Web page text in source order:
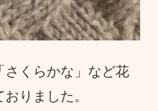
くらかな」など花
りました。